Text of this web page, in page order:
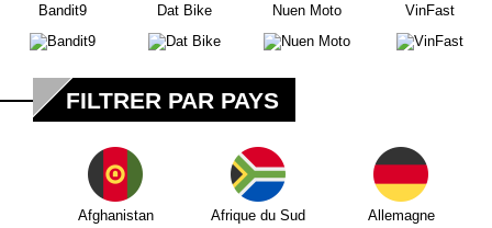
Bandit9 Dat Bike Nuen Moto VinFast
FILTRER PAR PAYS
Afghanistan Afrique du Sud Allemagne